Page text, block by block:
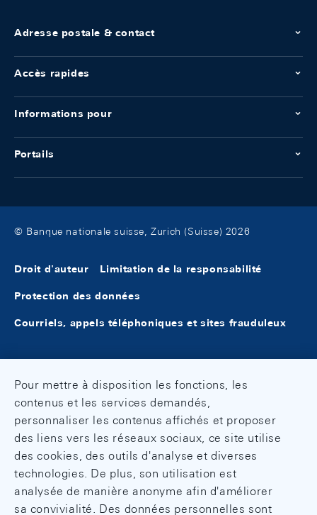
Adresse postale & contact
Accès rapides
Informations pour
Portails
© Banque nationale suisse, Zurich (Suisse) 2026
Droit d'auteur Limitation de la responsabilité
Protection des données
Courriels, appels téléphoniques et sites frauduleux
Pour mettre à disposition les fonctions, les
contenus et les services demandés,
personnaliser les contenus affichés et proposer
des liens vers les réseaux sociaux, ce site utilise
des cookies, des outils d'analyse et diverses
technologies. De plus, son utilisation est
analysée de manière anonyme afin d'améliorer
sa convivialité. Des données personnelles sont